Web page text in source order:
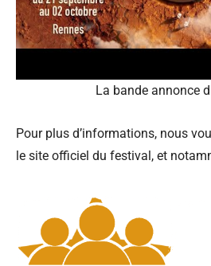
La bande annonce
Pour plus d’informations, nous
le site officiel du festival, et